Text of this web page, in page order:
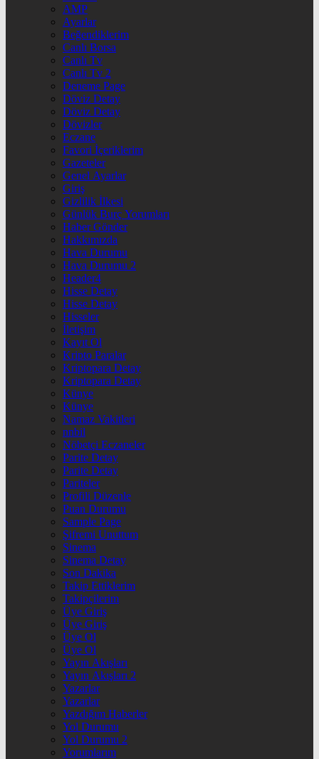
AMP
Ayarlar
Beğendiklerim
Canlı Borsa
Canlı Tv
Canlı Tv 2
Deneme Page
Döviz Detay
Döviz Detay
Dövizler
Eczane
Favori İçeriklerim
Gazeteler
Genel Ayarlar
Giriş
Gizlilik İlkesi
Günlük Burç Yorumları
Haber Gönder
Hakkımızda
Hava Durumu
Hava Durumu 2
Header4
Hisse Detay
Hisse Detay
Hisseler
İletişim
Kayıt Ol
Kripto Paralar
Kriptopara Detay
Kriptopara Detay
Künye
Künye
Namaz Vakitleri
nnbil
Nöbetçi Eczaneler
Parite Detay
Parite Detay
Pariteler
Profili Düzenle
Puan Durumu
Sample Page
Şifremi Unuttum
Sinema
Sinema Detay
Son Dakika
Takip Ettiklerim
Takipçilerim
Üye Giriş
Üye Giriş
Üye Ol
Üye Ol
Yayın Akışları
Yayın Akışları 2
Yazarlar
Yazarlar
Yazdığım Haberler
Yol Durumu
Yol Durumu 2
Yorumlarım